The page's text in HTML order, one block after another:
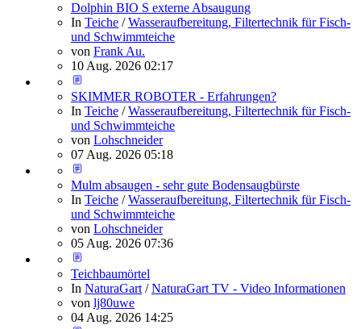
Dolphin BIO S externe Absaugung
In Teiche /Wasseraufbereitung, Filtertechnik für Fisch-
und Schwimmteiche
von Frank Au.
10 Aug. 2026 02:17
SKIMMER ROBOTER - Erfahrungen?
In Teiche /Wasseraufbereitung, Filtertechnik für Fisch-
und Schwimmteiche
von Lohschneider
07 Aug. 2026 05:18
Mulm absaugen - sehr gute Bodensaugbürste
In Teiche /Wasseraufbereitung, Filtertechnik für Fisch-
und Schwimmteiche
von Lohschneider
05 Aug. 2026 07:36
Teichbaumörtel
In NaturaGart /NaturaGart TV - Video Informationen
von lj80uwe
04 Aug. 2026 14:25